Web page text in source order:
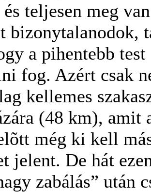
teljesen meg
bizonytalanodok,
a pihentebb
fog. Azért csak
kellemes
(48 km), amit
még ki kell
jelent. De hát
zabálás” után